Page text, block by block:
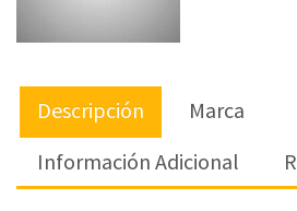
Descripción
Marca
Información Adicional